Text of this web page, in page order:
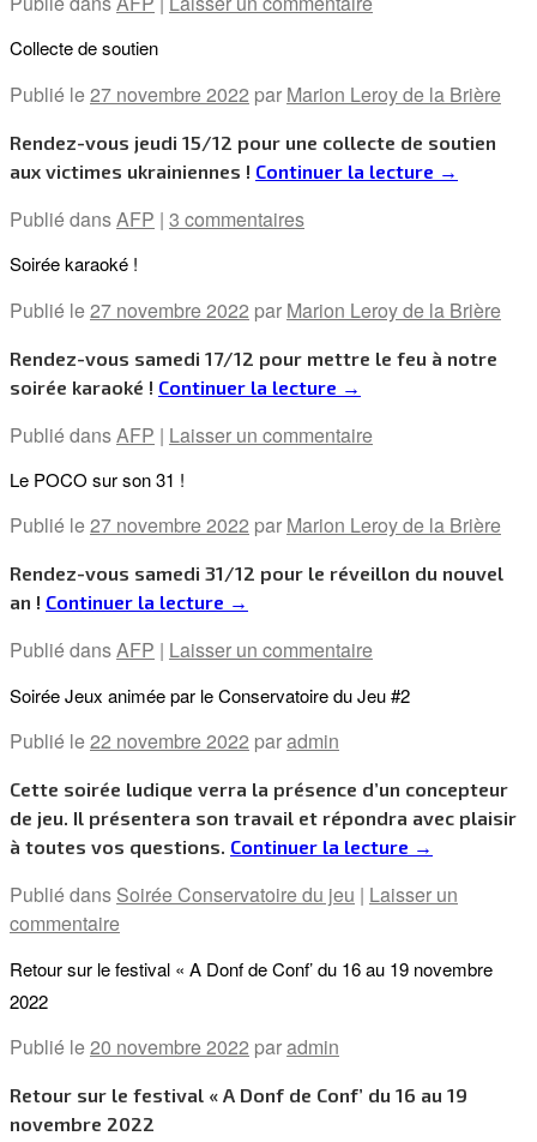
Collecte de soutien
Publié le27 novembre 2022 par Marion Leroy de la Brière
Rendez-vous jeudi 15/12 pour une collecte de soutien
aux victimes ukrainiennes ! Continuer la lecture →
Publié dansAFP | 3 commentaires
Soirée karaoké !
Publié le27 novembre 2022 par Marion Leroy de la Brière
Rendez-vous samedi 17/12 pour mettre le feu à notre
soirée karaoké ! Continuer la lecture →
Publié dansAFP | Laisser un commentaire
Le POCO sur son 31 !
Publié le27 novembre 2022 par Marion Leroy de la Brière
Rendez-vous samedi 31/12 pour le réveillon du nouvel
an ! Continuer la lecture →
Publié dansAFP | Laisser un commentaire
Soirée Jeux animée par le Conservatoire du Jeu #2
Publié le22 novembre 2022 paradmin
Cette soirée ludique verra la présence d’un concepteur
de jeu. Il présentera son travail et répondra avec plaisir
à toutes vos questions. Continuer la lecture →
Publié dans Soirée Conservatoire du jeu | Laisser un
commentaire
Retour sur le festival « A Donf de Conf’ du 16 au 19 novembre
2022
Publié le20 novembre 2022 paradmin
Retour sur le festival « A Donf de Conf’ du 16 au 19
novembre 2022